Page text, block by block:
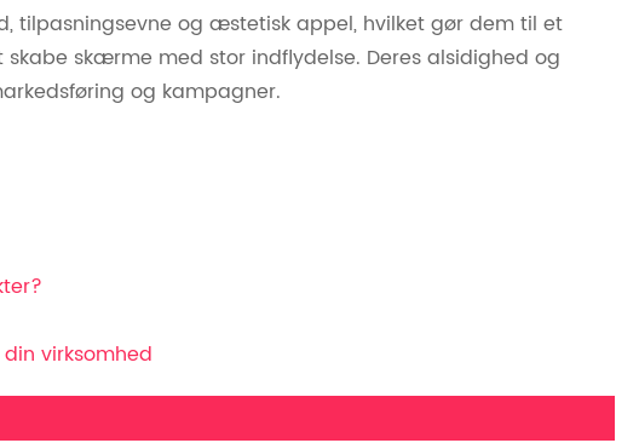
tilpasningsevne og æstetisk appel, hvilket gør dem til et
skærme med stor indflydelse. Deres alsidighed og
og kampagner.
virksomhed